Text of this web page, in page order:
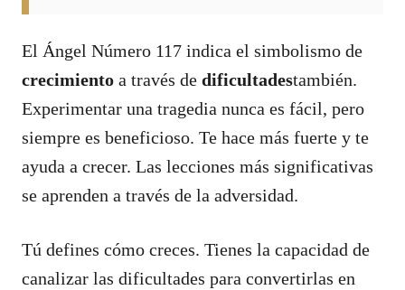
El Ángel Número 117 indica el simbolismo de
crecimiento a través de dificultadestambién.
Experimentar una tragedia nunca es fácil, pero
siempre es beneficioso. Te hace más fuerte y te
ayuda a crecer. Las lecciones más significativas
se aprenden a través de la adversidad.
Tú defines cómo creces. Tienes la capacidad de
canalizar las dificultades para convertirlas en